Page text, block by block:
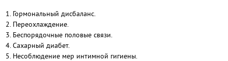
Гормональный дисбаланс.
Переохлаждение.
Беспорядочные половые связи.
Сахарный диабет.
Несоблюдение мер интимной гигиены.